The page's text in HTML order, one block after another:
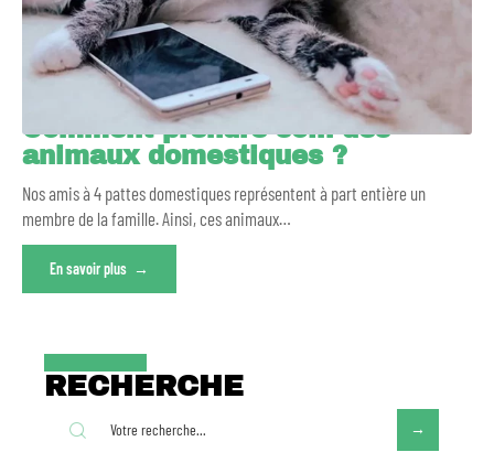
Comment prendre soin des
animaux domestiques ?
Nos amis à 4 pattes domestiques représentent à part entière un
membre de la famille. Ainsi, ces animaux…
En savoir plus
RECHERCHE